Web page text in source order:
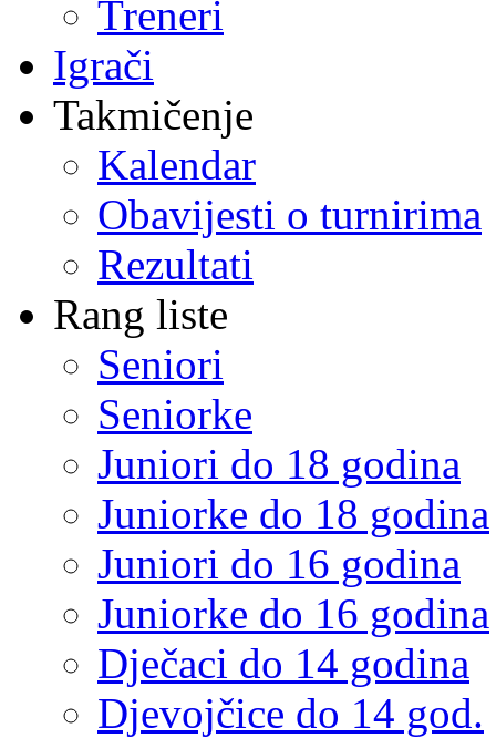
Treneri
Igrači
Takmičenje
Kalendar
Obavijesti o turnirima
Rezultati
Rang liste
Seniori
Seniorke
Juniori do 18 godina
Juniorke do 18 godina
Juniori do 16 godina
Juniorke do 16 godina
Dječaci do 14 godina
Djevojčice do 14 god.